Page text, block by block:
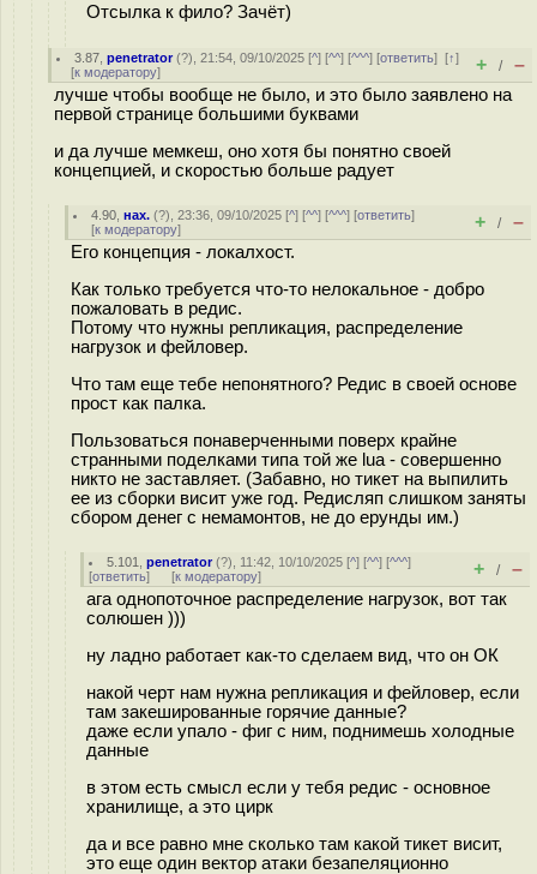
Отсылка к фило? Зачёт)
3.87 ,penetrator(?), 21:54, 09/10/2025 [^] [^^] [^^^] [ответить][↑]
[к модератору] + / –
лучше чтобы вообще не было, и это было заявлено на
первой странице большими буквами
и да лучше мемкеш, оно хотя бы понятно своей
концепцией, и скоростью больше радует
4.90 ,нах. (?), 23:36, 09/10/2025 [^] [^^] [^^^] [ответить]
[к модератору] + / –
Его концепция - локалхост.
Как только требуется что-то нелокальное - добро
пожаловать в редис.
Потому что нужны репликация, распределение
нагрузок и фейловер.
Что там еще тебе непонятного? Редис в своей основе
прост как палка.
Пользоваться понаверченными поверх крайне
странными поделками типа той же lua - совершенно
никто не заставляет. (Забавно, но тикет на выпилить
ее из сборки висит уже год. Редисляп слишком заняты
сбором денег с немамонтов, не до ерунды им.)
5.101 ,penetrator(?), 11:42, 10/10/2025 [^] [^^] [^^^]
[ответить] [к модератору] + / –
ага однопоточное распределение нагрузок, вот так
солюшен )))
ну ладно работает как-то сделаем вид, что он ОК
накой черт нам нужна репликация и фейловер, если
там закешированные горячие данные?
даже если упало - фиг с ним, поднимешь холодные
данные
в этом есть смысл если у тебя редис - основное
хранилище, а это цирк
да и все равно мне сколько там какой тикет висит,
это еще один вектор атаки безапеляционно